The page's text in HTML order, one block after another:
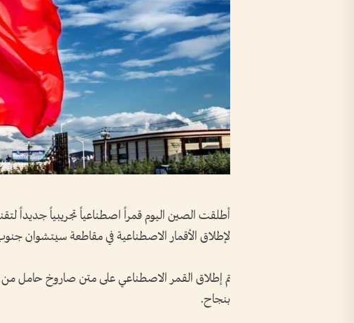
أطلقت الصين اليوم قمراً اصطناعياً تجريبياً جديداً
لإطلاق الأقمار الاصطناعية في مقاطعة سيتشوان
بنجاح.